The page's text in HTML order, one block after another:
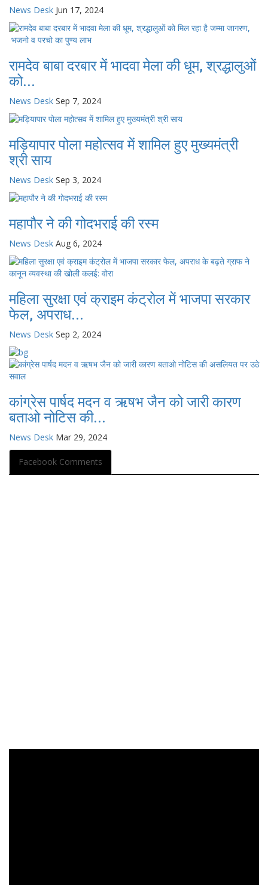
News Desk Jun 17, 2024
रामदेव बाबा दरबार में भादवा मेला की धूम, श्रद्धालुओं
को...
News Desk Sep 7, 2024
मड़ियापार पोला महोत्सव में शामिल हुए मुख्यमंत्री
श्री साय
News Desk Sep 3, 2024
महापौर ने की गोदभराई की रस्म
News Desk Aug 6, 2024
महिला सुरक्षा एवं क्राइम कंट्रोल में भाजपा सरकार
फेल, अपराध...
News Desk Sep 2, 2024
कांग्रेस पार्षद मदन व ऋषभ जैन को जारी कारण
बताओ नोटिस की...
News Desk Mar 29, 2024
Facebook Comments